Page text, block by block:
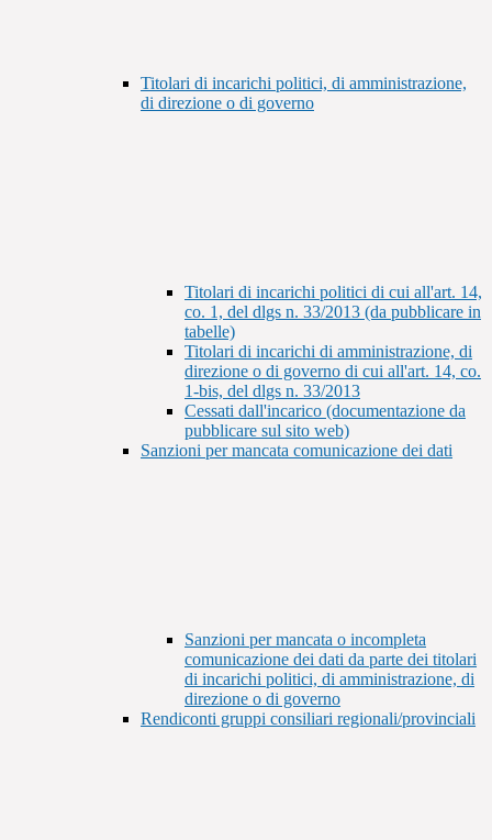
Titolari di incarichi politici, di amministrazione,
di direzione o di governo
Titolari di incarichi politici di cui all'art. 14,
co. 1, del dlgs n. 33/2013 (da pubblicare in
tabelle)
Titolari di incarichi di amministrazione, di
direzione o di governo di cui all'art. 14, co.
1-bis, del dlgs n. 33/2013
Cessati dall'incarico (documentazione da
pubblicare sul sito web)
Sanzioni per mancata comunicazione dei dati
Sanzioni per mancata o incompleta
comunicazione dei dati da parte dei titolari
di incarichi politici, di amministrazione, di
direzione o di governo
Rendiconti gruppi consiliari regionali/provinciali